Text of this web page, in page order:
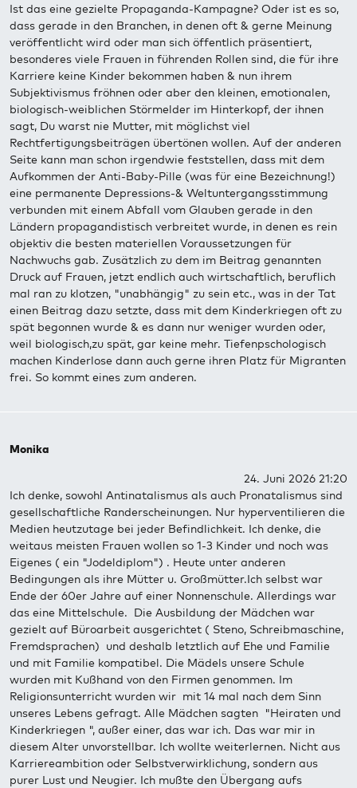
Ist das eine gezielte Propaganda-Kampagne? Oder ist es so,
dass gerade in den Branchen, in denen oft & gerne Meinung
veröffentlicht wird oder man sich öffentlich präsentiert,
besonderes viele Frauen in führenden Rollen sind, die für ihre
Karriere keine Kinder bekommen haben & nun ihrem
Subjektivismus fröhnen oder aber den kleinen, emotionalen,
biologisch-weiblichen Störmelder im Hinterkopf, der ihnen
sagt, Du warst nie Mutter, mit möglichst viel
Rechtfertigungsbeiträgen übertönen wollen. Auf der anderen
Seite kann man schon irgendwie feststellen, dass mit dem
Aufkommen der Anti-Baby-Pille (was für eine Bezeichnung!)
eine permanente Depressions-& Weltuntergangsstimmung
verbunden mit einem Abfall vom Glauben gerade in den
Ländern propagandistisch verbreitet wurde, in denen es rein
objektiv die besten materiellen Voraussetzungen für
Nachwuchs gab. Zusätzlich zu dem im Beitrag genannten
Druck auf Frauen, jetzt endlich auch wirtschaftlich, beruflich
mal ran zu klotzen, "unabhängig" zu sein etc., was in der Tat
einen Beitrag dazu setzte, dass mit dem Kinderkriegen oft zu
spät begonnen wurde & es dann nur weniger wurden oder,
weil biologisch,zu spät, gar keine mehr. Tiefenpschologisch
machen Kinderlose dann auch gerne ihren Platz für Migranten
frei. So kommt eines zum anderen.
Monika
24. Juni 2026 21:20
Ich denke, sowohl Antinatalismus als auch Pronatalismus sind
gesellschaftliche Randerscheinungen. Nur hyperventilieren die
Medien heutzutage bei jeder Befindlichkeit. Ich denke, die
weitaus meisten Frauen wollen so 1-3 Kinder und noch was
Eigenes ( ein "Jodeldiplom") . Heute unter anderen
Bedingungen als ihre Mütter u. Großmütter.Ich selbst war
Ende der 60er Jahre auf einer Nonnenschule. Allerdings war
das eine Mittelschule. Die Ausbildung der Mädchen war
gezielt auf Büroarbeit ausgerichtet ( Steno, Schreibmaschine,
Fremdsprachen) und deshalb letztlich auf Ehe und Familie
und mit Familie kompatibel. Die Mädels unsere Schule
wurden mit Kußhand von den Firmen genommen. Im
Religionsunterricht wurden wir mit 14 mal nach dem Sinn
unseres Lebens gefragt. Alle Mädchen sagten "Heiraten und
Kinderkriegen ", außer einer, das war ich. Das war mir in
diesem Alter unvorstellbar. Ich wollte weiterlernen. Nicht aus
Karriereambition oder Selbstverwirklichung, sondern aus
purer Lust und Neugier. Ich mußte den Übergang aufs